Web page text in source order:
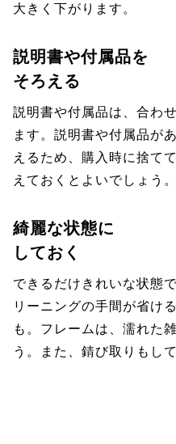
大きく下がります。
説明書や付属品を
そろえる
説明書や付属品は、合わ
ます。説明書や付属品が
えるため、購入時に捨て
えておくとよいでしょう。
綺麗な状態に
しておく
できるだけきれいな状態
リーニングの手間が省け
も。フレームは、濡れた
う。また、錆び取りもし